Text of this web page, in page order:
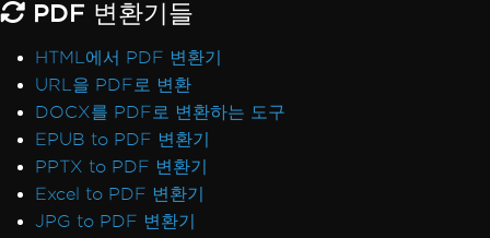
PDF 변환기들
HTML에서 PDF 변환기
URL을 PDF로 변환
DOCX를 PDF로 변환하는 도구
EPUB to PDF 변환기
PPTX to PDF 변환기
Excel to PDF 변환기
JPG to PDF 변환기